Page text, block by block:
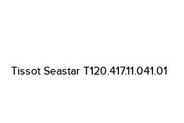
Tissot Seastar T120.417.11.041.01